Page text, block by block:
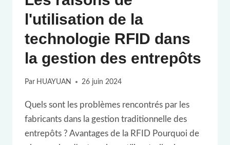
l'utilisation de la
technologie RFID dans
la gestion des entrepôts
Par HUAYUAN 26 juin 2024
Quels sont les problèmes rencontrés par les
fabricants dans la gestion traditionnelle des
entrepôts ? Avantages de la RFID Pourquoi de